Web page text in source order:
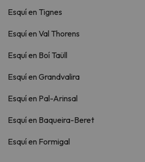
Esquí en Tignes
Esquí en Val Thorens
Esquí en Boí Taüll
Esquí en Grandvalira
Esquí en Pal-Arinsal
Esquí en Baqueira-Beret
Esquí en Formigal